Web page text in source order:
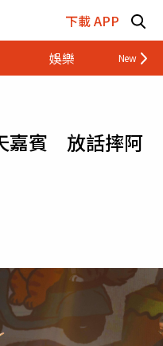
下載 APP
娛樂 財經
嘉賓 放話摔阿